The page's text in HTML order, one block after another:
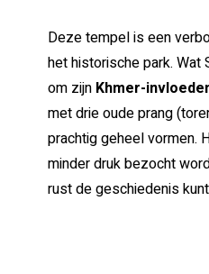
Deze tempel is een
het historische park. Wat
om zijn Khmer-
met drie oude prang
prachtig geheel vormen.
minder druk bezocht
rust de geschiedenis